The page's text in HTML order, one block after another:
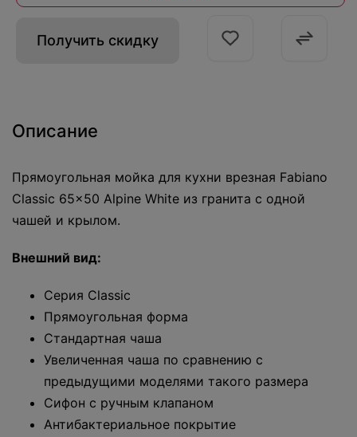
Получить скидку
Описание
Прямоугольная мойка для кухни врезная Fabiano
Classic 65x50 Alpine White из гранита с одной
чашей и крылом.
Внешний вид:
Серия Classic
Прямоугольная форма
Стандартная чаша
Увеличенная чаша по сравнению с
предыдущими моделями такого размера
Сифон с ручным клапаном
Антибактериальное покрытие